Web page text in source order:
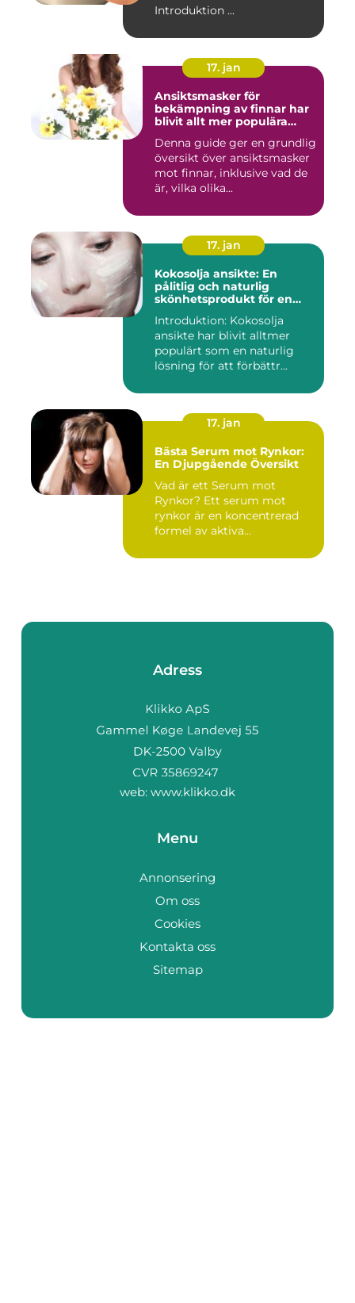
Introduktion ...
17. jan
Ansiktsmasker för
bekämpning av finnar har
blivit allt mer populära
Denna guide ger en grundlig
översikt över ansiktsmasker
mot finnar, inklusive vad de
är, vilka olika...
17. jan
Kokosolja ansikte: En
pålitlig och naturlig
skönhetsprodukt för en
Introduktion: Kokosolja
ansikte har blivit alltmer
populärt som en naturlig
lösning för att förbättr...
17. jan
Bästa Serum mot Rynkor:
En Djupgående Översikt
Vad är ett Serum mot
Rynkor? Ett serum mot
rynkor är en koncentrerad
formel av aktiva
Adress
web: www.klikko.dk
Menu
Annonsering
Om oss
Cookies
Kontakta oss
Sitemap